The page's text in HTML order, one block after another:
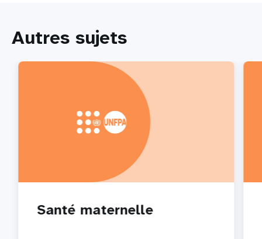
Autres sujets
Santé maternelle